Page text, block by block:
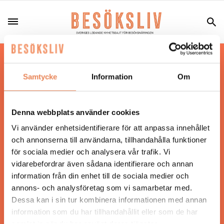
Samtycke Information Om
Denna webbplats använder cookies
Vi använder enhetsidentifierare för att anpassa innehållet
och annonserna till användarna, tillhandahålla funktioner
för sociala medier och analysera vår trafik. Vi
vidarebefordrar även sådana identifierare och annan
information från din enhet till de sociala medier och
annons- och analysföretag som vi samarbetar med.
Dessa kan i sin tur kombinera informationen med annan
information som du har tillhandahållit eller som de har
Hos oss läser du landets mest uppdaterade
nyheter och snackisar inom besöksnäringen.
Besöksliv i sin tryckta form är ett affärsmagasin
Tidningen ges ut avVisita
ANSVARIG UTGIVARE
Jonas Siljhammar
UPPHOVSRÄTT